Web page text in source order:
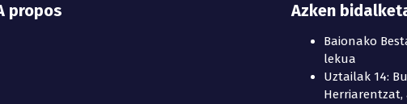
propos Azken
Baionako
lekua
Uztailak 14: